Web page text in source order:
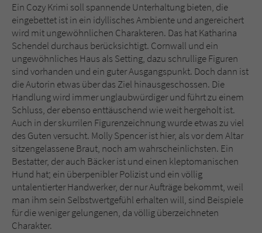
Ein Cozy Krimi soll spannende Unterhaltung bieten, die
eingebettet ist in ein idyllisches Ambiente und angereichert
wird mit ungewöhnlichen Charakteren. Das hat Katharina
Schendel durchaus berücksichtigt. Cornwall und ein
ungewöhnliches Haus als Setting, dazu schrullige Figuren
sind vorhanden und ein guter Ausgangspunkt. Doch dann ist
die Autorin etwas über das Ziel hinausgeschossen. Die
Handlung wird immer unglaubwürdiger und führt zu einem
Schluss, der ebenso enttäuschend wie weit hergeholt ist.
Auch in der skurrilen Figurenzeichnung wurde etwas zu viel
des Guten versucht. Molly Spencer ist hier, als vor dem Altar
sitzengelassene Braut, noch am wahrscheinlichsten. Ein
Bestatter, der auch Bäcker ist und einen kleptomanischen
Hund hat; ein überpenibler Polizist und ein völlig
untalentierter Handwerker, der nur Aufträge bekommt, weil
man ihm sein Selbstwertgefühl erhalten will, sind Beispiele
für die weniger gelungenen, da völlig überzeichneten
Charakter.